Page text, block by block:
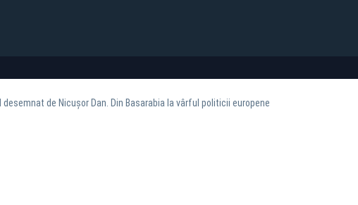
de Nicușor Dan. Din Basarabia la vârful politicii europene